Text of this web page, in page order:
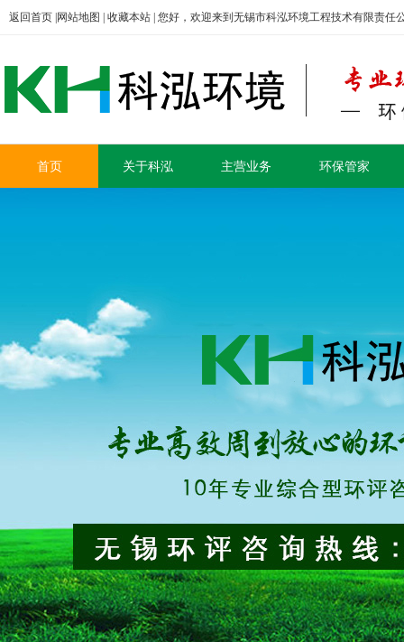
返回首页 网站地图 收藏本站 | 您好，欢迎来到无锡市科泓环境工程技术有限责任
首页 关于科泓 主营业务 环保管家